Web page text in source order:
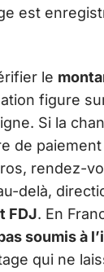
est
le
figure
Si la
de
rendez-
delà,
FDJ. En
soumis à
qui ne